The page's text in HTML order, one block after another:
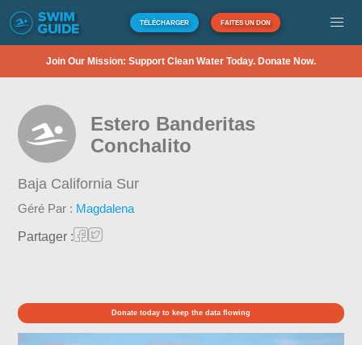
TÉLÉCHARGER FAITES UN DON
Join Our Mission: Support Clean Water Today. Donate Now.
Estero Banderitas
Conchalito
Baja California Sur
Géré Par : Magdalena
Partager :
Donate today to keep the data flowing